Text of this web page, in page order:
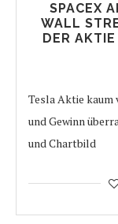
SPACEX
WALL
DER
Tesla Aktie
und Gewinn
und Chartbild